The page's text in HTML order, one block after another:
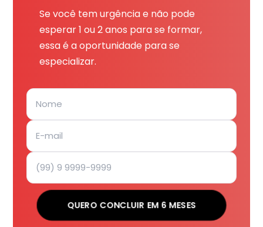
Se você tem urgência e não pode
esperar 1 ou 2 anos para se formar,
essa é a oportunidade para se
especializar.
QUERO CONCLUIR EM 6 MESES